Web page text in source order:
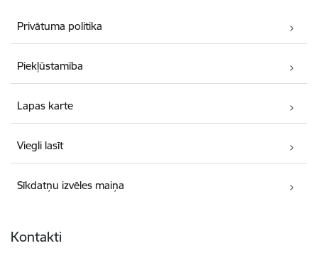
Privātuma politika
Piekļūstamība
Lapas karte
Viegli lasīt
Sīkdatņu izvēles maiņa
Kontakti